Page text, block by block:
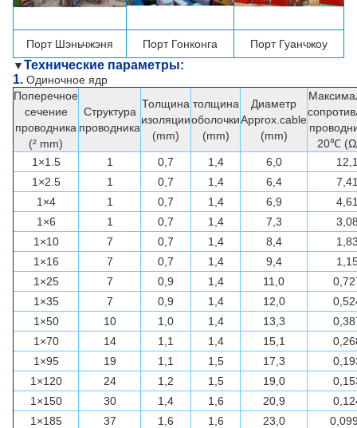
ПортШэньчжэня Порт Гонконга
Порт Гуанчжоу
▼Технические параметры:
1. Одиночное ядр
Поперечное
сечение
проводника
(² mm)
Структура
проводника
Толщина
изоляции
(mm)
толщина
оболочки
(mm)
Диаметр
Approx.cable
(mm)
20℃
1×1.5
1 0,7 1,4 6,0
1×2.5
1 0,7 1,4 6,4
1×4
1 0,7 1,4 6,9
1×6
1 0,7 1,4 7,3
1×10
7 0,7 1,4 8,4
1×16
7 0,7 1,4 9,4
1×25
7 0,9 1,4 11,0
1×35
7 0,9 1,4 12,0
1×50
10 1,0 1,4 13,3
1×70
14 1,1 1,4 15,1
1×95
19 1,1 1,5 17,3
1×120
24 1,2 1,5 19,0
1×150
30 1,4 1,6 20,9
1×185
37 1,6 1,6 23,0